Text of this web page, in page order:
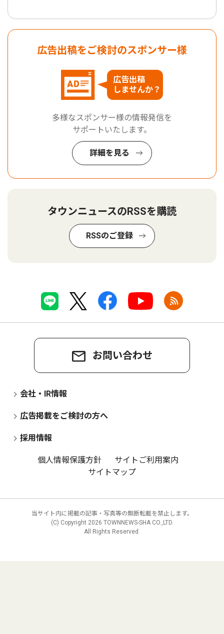
広告出稿をご検討のスポンサー様
広告出稿
しませんか？
多様なスポンサー様の情報発信を
サポートいたします。
詳細を見る
タウンニュースのRSSを購読
RSSのご登録
お問い合わせ
会社・IR情報
広告掲載をご検討の方へ
採用情報
個人情報保護方針
サイトご利用案内
サイトマップ
当サイト内に掲載の記事・写真等の無断転載を禁止します。
(C) Copyright 2026 TOWNNEWS-SHA CO.,LTD.
All Rights Reserved.